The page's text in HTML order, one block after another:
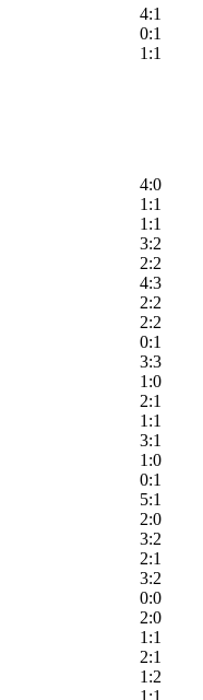
4:1
0:1
1:1
4:0
1:1
1:1
3:2
2:2
4:3
2:2
2:2
0:1
3:3
1:0
2:1
1:1
3:1
1:0
0:1
5:1
2:0
3:2
2:1
3:2
0:0
2:0
1:1
2:1
1:2